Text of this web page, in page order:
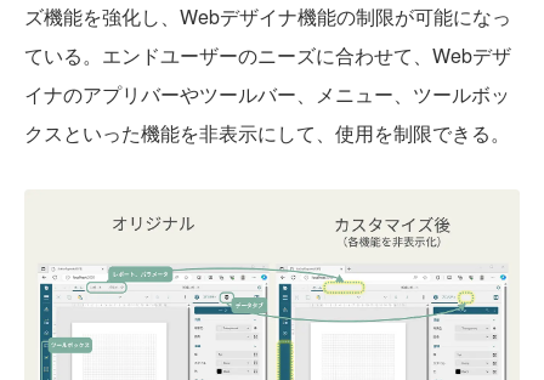
ズ機能を強化し、Webデザイナ機能の制限が可能になっ
ている。エンドユーザーのニーズに合わせて、Webデザ
イナのアプリバーやツールバー、メニュー、ツールボッ
クスといった機能を非表示にして、使用を制限できる。